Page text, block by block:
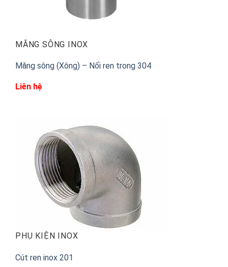
MĂNG SÔNG INOX
Măng sông (Xông) – Nối ren trong 304
Liên hệ
PHỤ KIỆN INOX
Cút ren inox 201